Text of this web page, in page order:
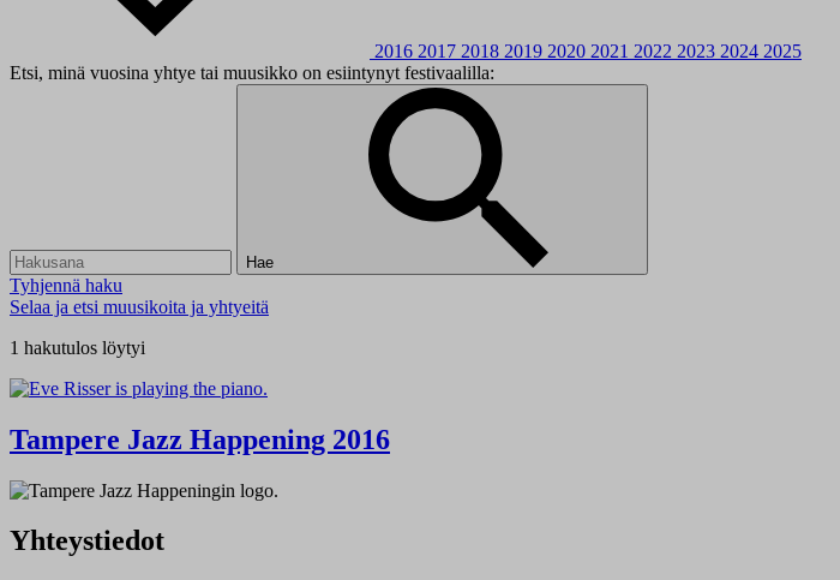
2016 2017 2018 2019 2020 2021 2022 2023 2024 2025
Etsi, minä vuosina yhtye tai muusikko on esiintynyt festivaalilla:
Hae
Tyhjennä haku
Selaa ja etsi muusikoita ja yhtyeitä
1 hakutulos löytyi
Tampere Jazz Happening 2016
Yhteystiedot